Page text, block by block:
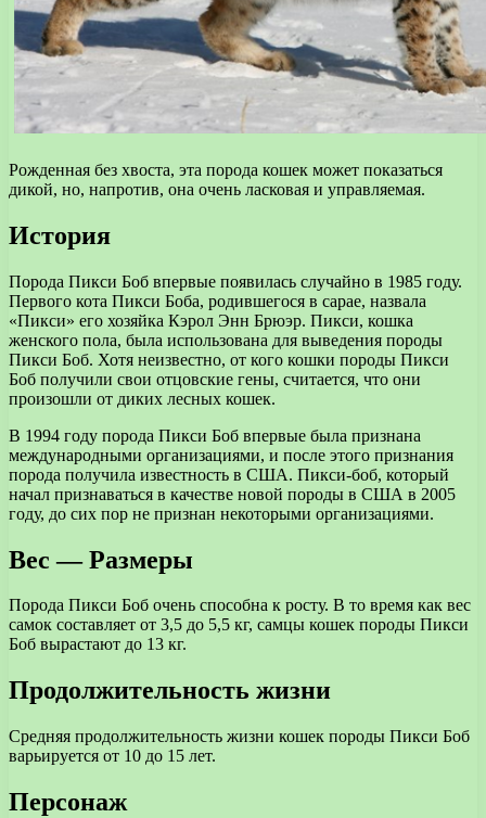
Рожденная без хвоста, эта порода кошек может показаться
дикой, но, напротив, она очень ласковая и управляемая.
История
Порода Пикси Боб впервые появилась случайно в 1985 году.
Первого кота Пикси Боба, родившегося в сарае, назвала
«Пикси» его хозяйка Кэрол Энн Брюэр. Пикси, кошка
женского пола, была использована для выведения породы
Пикси Боб. Хотя неизвестно, от кого кошки породы Пикси
Боб получили свои отцовские гены, считается, что они
произошли от диких лесных кошек.
В 1994 году порода Пикси Боб впервые была признана
международными организациями, и после этого признания
порода получила известность в США. Пикси-боб, который
начал признаваться в качестве новой породы в США в 2005
году, до сих пор не признан некоторыми организациями.
Вес — Размеры
Порода Пикси Боб очень способна к росту. В то время как вес
самок составляет от 3,5 до 5,5 кг, самцы кошек породы Пикси
Боб вырастают до 13 кг.
Продолжительность жизни
Средняя продолжительность жизни кошек породы Пикси Боб
варьируется от 10 до 15 лет.
Персонаж